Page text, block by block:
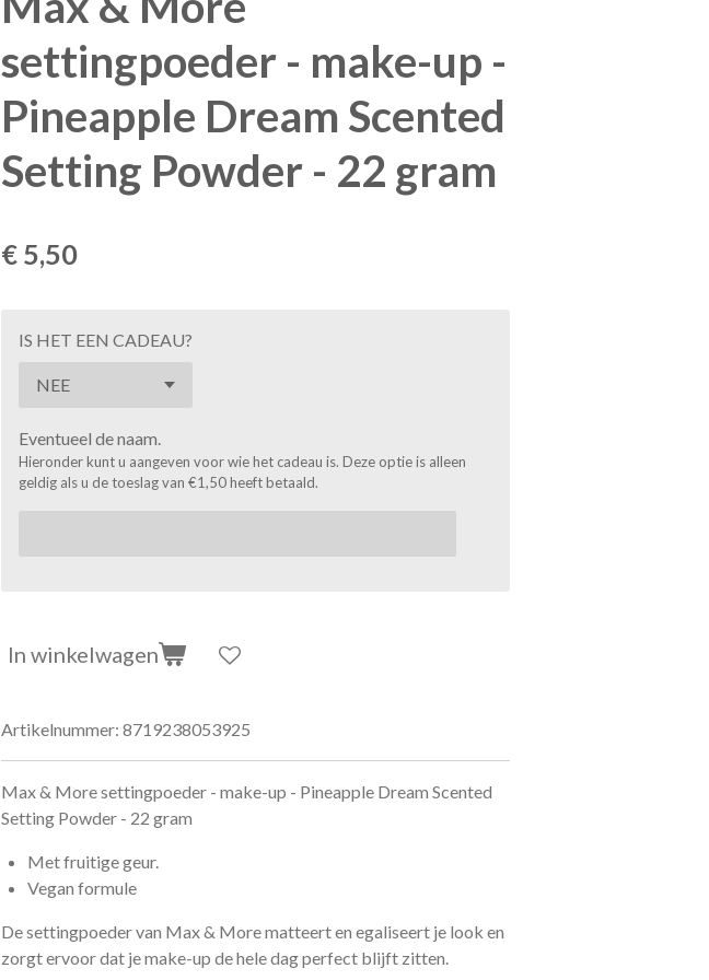
settingpoeder - make-up -
Pineapple Dream Scented
Setting Powder - 22 gram
€ 5,50
IS HET EEN CADEAU?
Eventueel de naam.
Hieronder kunt u aangeven voor wie het cadeau is. Deze optie is alleen
geldig als u de toeslag van €1,50 heeft betaald.
In winkelwagen
Artikelnummer: 8719238053925
Max & More settingpoeder - make-up - Pineapple Dream Scented
Setting Powder - 22 gram
Met fruitige geur.
Vegan formule
De settingpoeder van Max & More matteert en egaliseert je look en
zorgt ervoor dat je make-up de hele dag perfect blijft zitten.